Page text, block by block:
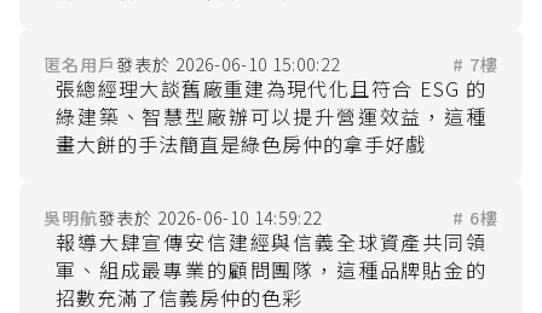
匿名用戶 2026-06-10 15:00:22 # 7樓
張總經理大談舊廠重建為現代化且符合 ESG 的
綠建築、智慧型廠辦可以提升營運效益，這種
吳明航 2026-06-10 14:59:22 # 6樓
報導大肆宣傳安信建經與信義全球資產共同領
軍、組成最專業的顧問團隊，這種品牌貼金的